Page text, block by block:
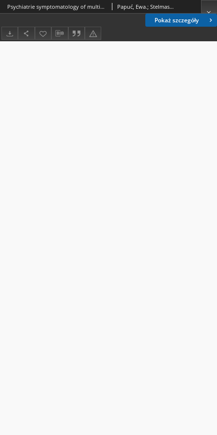
Pokaż szczegóły
Psychiatrie symptomatology of multiple sclerosis : a review of literature Papuć, Ewa.; Stelmasiak, Zbigniew (1941- ).